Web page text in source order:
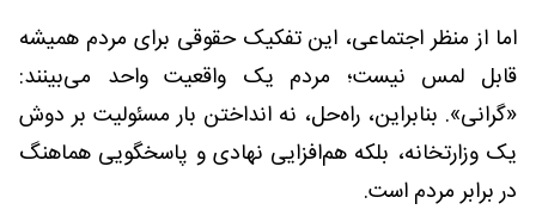
اما از منظر اجتماعی، این تفکیک حقوقی برای مردم همیشه
قابل لمس نیست؛ مردم یک واقعیت واحد می‌بینند:
«گرانی». بنابراین، راه‌حل، نه انداختن بار مسئولیت بر دوش
یک وزارتخانه، بلکه هم‌افزایی نهادی و پاسخگویی هماهنگ
در برابر مردم است.